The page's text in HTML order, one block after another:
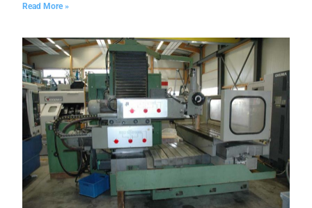
Read More »